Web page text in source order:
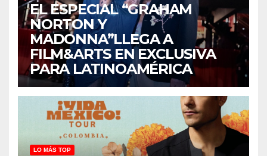
EL ESPECIAL “GRAHAM
NORTON Y
MADONNA”LLEGA A
FILM&ARTS EN EXCLUSIVA
PARA LATINOAMÉRICA
LO MÁS TOP